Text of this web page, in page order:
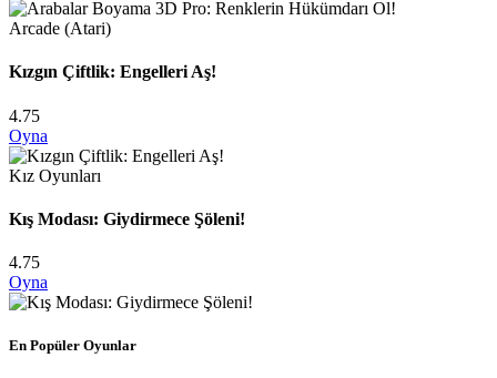
Arcade (Atari)
Kızgın Çiftlik: Engelleri Aş!
4.75
Oyna
Kız Oyunları
Kış Modası: Giydirmece Şöleni!
4.75
Oyna
En Popüler Oyunlar